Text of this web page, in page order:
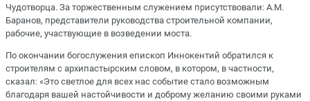
Чудотворца. За торжественным служением присутствовали: А.М.
Баранов, представители руководства строительной компании,
рабочие, участвующие в возведении моста.
По окончании богослужения епископ Иннокентий обратился к
строителям с архипастырским словом, в котором, в частности,
сказал: «Это светлое для всех нас событие стало возможным
благодаря вашей настойчивости и доброму желанию своими руками